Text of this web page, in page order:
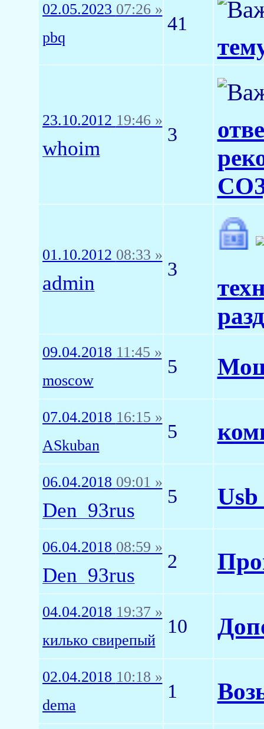
02.05.2023 07:26 »
pbq
41
23.10.2012 19:46 »
whoim
3
01.10.2012 08:33 »
admin
3
09.04.2018 11:45 »
moscow
5
07.04.2018 16:15 »
ASkuban
5
06.04.2018 09:01 »
Den_93rus
5
06.04.2018 08:59 »
Den_93rus
2
04.04.2018 19:37 »
килько свирепый
10
02.04.2018 10:18 »
dema
1